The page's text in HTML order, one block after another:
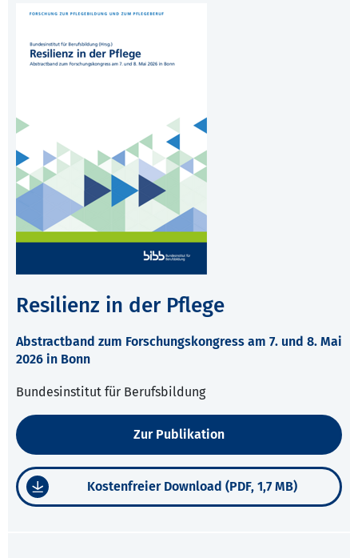
Resilienz in der Pflege
Abstractband zum Forschungskongress am 7. und 8. Mai
2026 in Bonn
Bundesinstitut für Berufsbildung
Zur Publikation
Kostenfreier Download (PDF, 1,7 MB)